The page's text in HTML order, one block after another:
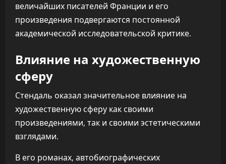
величайших писателей Франции и его
произведения подвергаются постоянной
академической исследовательской критике.
Влияние на художественную
сферу
Стендаль оказал значительное влияние на
художественную сферу как своими
произведениями, так и своими эстетическими
взглядами.
В его романах, автобиографических